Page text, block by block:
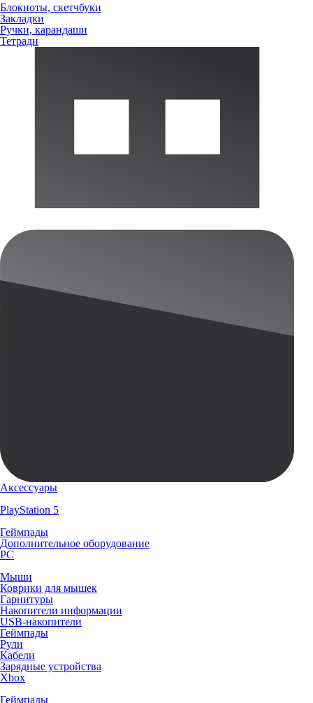
Блокноты, скетчбуки
Закладки
Ручки, карандаши
Тетради
Аксессуары
PlayStation 5
Геймпады
Дополнительное оборудование
PC
Мыши
Коврики для мышек
Гарнитуры
Накопители информации
USB-накопители
Геймпады
Рули
Кабели
Зарядные устройства
Xbox
Геймпады